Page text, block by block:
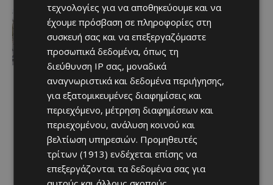
Ειδήσεις
ΚΕΡΑΙΕΣ ΣΤΙΣ ΒΡΕΤΑΝΙΚΕΣ ΒΑΣΕΙΣ –
Terra Cypria και BirdLife
συμμερίζονται τις ανησυχίες: «Κάθε
νέα ανάπτυξη απαιτεί ιδιαίτερη
προσοχή»
Afentiko - 07/08/2026
τεχνολογίες για να αποθηκεύουμε και να
έχουμε πρόσβαση σε πληροφορίες στη
συσκευή σας και να επεξεργαζόμαστε
προσωπικά δεδομένα, όπως τη
διεύθυνση IP σας, μοναδικά
αναγνωριστικά και δεδομένα περιήγησης,
για εξατομικευμένες διαφημίσεις και
περιεχόμενο, μέτρηση διαφημίσεων και
περιεχομένου, ανάλυση κοινού και
βελτίωση υπηρεσιών. Προμηθευτές
τρίτων (1913) ενδέχεται επίσης να
επεξεργάζονται τα δεδομένα σας για